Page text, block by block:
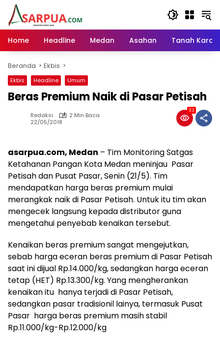
Langsung
konten
Home
Headline Medan Asahan Tanah Karo
Beranda Ekbis
Ekbis Headline Umum
Beras Premium Naik di Pasar Petisah
Redaksi
2 Min Baca
22/05/2018
33
asarpua.com, Medan – Tim Monitoring Satgas
Ketahanan Pangan Kota Medan meninjau Pasar
Petisah dan Pusat Pasar, Senin (21/5). Tim
mendapatkan harga beras premium mulai
merangkak naik di Pasar Petisah. Untuk itu tim akan
mengecek langsung kepada distributor guna
mengetahui penyebab kenaikan tersebut.
Kenaikan beras premium sangat mengejutkan,
sebab harga eceran beras premium di Pasar Petisah
saat ini dijual Rp.14.000/kg, sedangkan harga eceran
tetap (HET) Rp.13.300/kg. Yang mengherankan
kenaikan itu hanya terjadi di Pasar Petisah,
sedangkan pasar tradisionil lainya, termasuk Pusat
Pasar harga beras premium masih stabil
Rp.11.000/kg-Rp.12.000/kg